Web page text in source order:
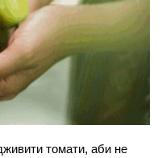
томати, аби не